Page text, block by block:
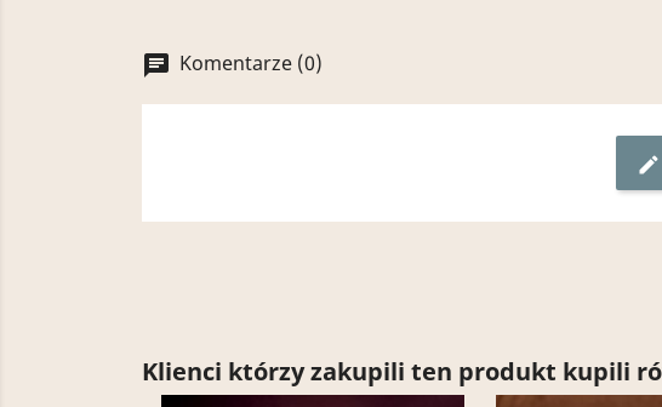
chat Komentarze (0)
edit
Klienci którzy zakupili ten produkt kupili